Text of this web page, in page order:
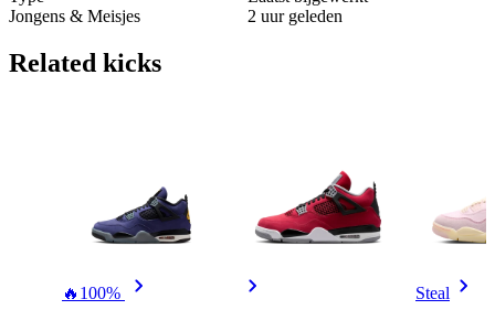
Jongens & Meisjes
2 uur geleden
Related kicks
🔥 100% Steal